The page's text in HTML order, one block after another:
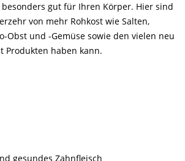
gut für Ihren Körper. Hier sind
von mehr Rohkost wie Salten,
Obst und -Gemüse sowie den vielen neu
Produkten haben kann.
gesundes Zahnfleisch